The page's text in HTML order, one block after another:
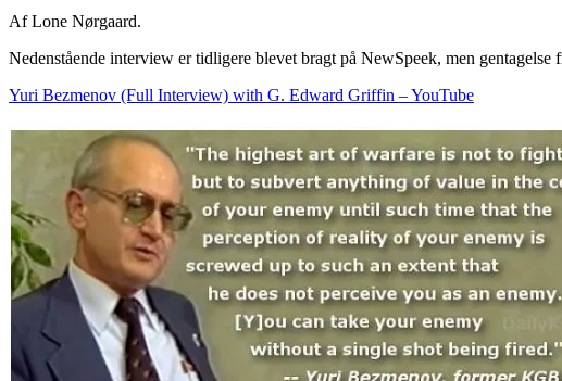
LinkedIn
Af Lone Nørgaard.
Nedenstående interview er tidligere blevet bragt på NewSpeek, men
Yuri Bezmenov (Full Interview) with G. Edward Griffin – YouTube